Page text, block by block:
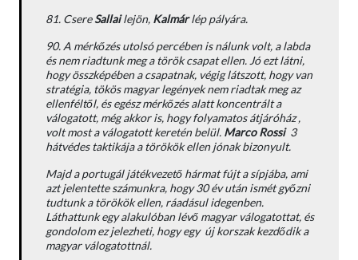
81. CsereSallailejön, Kalmárlép pályára.
90. A mérkőzés utolsó percében is nálunk volt, a labda
és nem riadtunk meg a török csapat ellen. Jó ezt látni,
hogy összképében a csapatnak, végig látszott, hogy van
stratégia, tökös magyar legények nem riadtak meg az
ellenféltől, és egész mérkőzés alatt koncentrált a
válogatott, még akkor is, hogy folyamatos átjáróház ,
volt most a válogatott keretén belül. Marco Rossi3
hátvédes taktikája a törökök ellen jónak bizonyult.
Majd a portugál játékvezető hármat fújt a sípjába, ami
azt jelentette számunkra, hogy 30 év után ismét győzni
tudtunk a törökök ellen, ráadásul idegenben.
Láthattunk egy alakulóban lévő magyar válogatottat, és
gondolom ez jelezheti, hogy egy új korszak kezdődik a
magyar válogatottnál.